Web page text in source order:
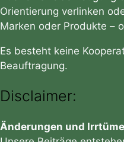
Orientierung verlinken
Marken oder Produkte –
Es besteht keine
Beauftragung.
Disclaimer:
Änderungen und